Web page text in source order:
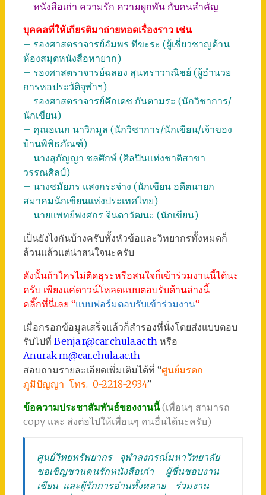
– หนังสือเก่า ความรัก ความผูกพัน กับคนสำคัญ
บุคคลที่ให้เกียรติมาถ่ายทอดเรื่องราว เช่น
– รองศาสตราจารย์อัมพร ทีขะระ (ผู้เชี่ยวชาญด้าน
ห้องสมุดหนังสือหายาก)
– รองศาสตราจารย์ฉลอง สุนทราวาณิชย์ (ผู้อำนวย
การหอประวัติจุฬาฯ)
– รองศาสตราจารย์คึกเดช กันตามระ (นักวิชาการ/
นักเขียน)
– คุณอเนก นาวิกมูล (นักวิชาการ/นักเขียน/เจ้าของ
บ้านพิพิธภัณฑ์)
– นางสุกัญญา ชลศึกษ์ (ศิลปินแห่งชาติสาขา
วรรณศิลป์)
– นางชมัยภร แสงกระจ่าง (นักเขียน อดีตนายก
สมาคมนักเขียนแห่งประเทศไทย)
– นายแพทย์พงศกร จินดาวัฒนะ (นักเขียน)
เป็นยังไงกันบ้างครับทั้งหัวข้อและวิทยากรทั้งหมดก็
ล้วนแล้วแต่น่าสนใจนะครับ
ดังนั้นถ้าใครไม่ติดธุระหรือสนใจก็เข้าร่วมงานนี้ได้นะ
ครับ เพียงแค่ดาวน์โหลดแบบตอบรับด้านล่างนี้
คลิ๊กที่นี่เลย “แบบฟอร์มตอบรับเข้าร่วมงาน“
เมื่อกรอกข้อมูลเสร็จแล้วก็สำรองที่นั่งโดยส่งแบบตอบ
รับไปที่ Benja.r@car.chula.ac.thหรือ
Anurak.m@car.chula.ac.th
สอบถามรายละเอียดเพิ่มเติมได้ที่ “ศูนย์มรดก
ภูมิปัญญา โทร. 0-2218-2934”
ข้อความประชาสัมพันธ์ของงานนี้ (เพื่อนๆ สามารถ
copy และ ส่งต่อไปให้เพื่อนๆ คนอื่นได้นะครับ)
ศูนย์วิทยทรัพยากร จุฬาลงกรณ์มหาวิทยาลัย
ขอเชิญชวนคนรักหนังสือเก่า ผู้ชื่นชอบงาน
เขียน และผู้รักการอ่านทั้งหลาย ร่วมงาน